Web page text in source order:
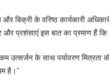
बिक्री के वरिष्ठ कार्यकारी
प्रशंसाएं इस बात का प्रमाण हैं कि
कम उत्सर्जन के साथ पर्यावरण
है।”